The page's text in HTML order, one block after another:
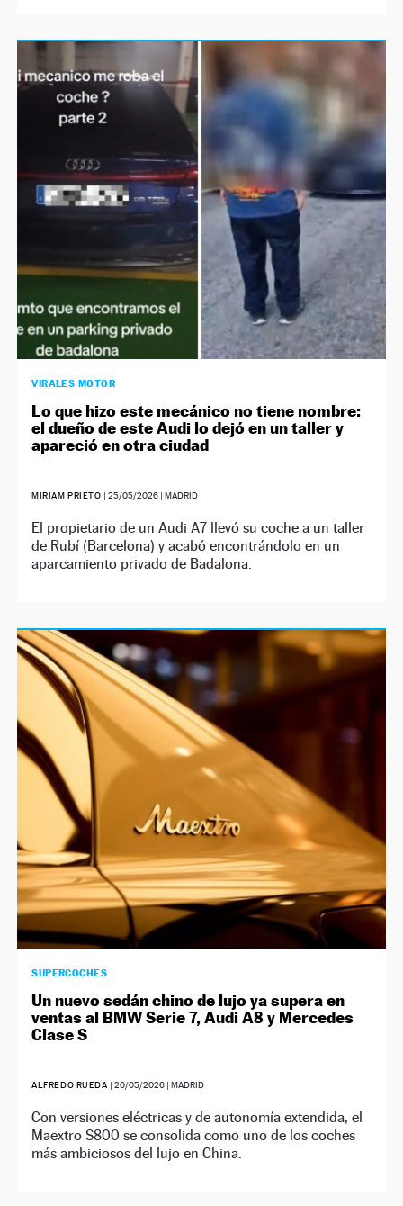
VIRALES MOTOR
Lo que hizo este mecánico no tiene nombre:
el dueño de este Audi lo dejó en un taller y
apareció en otra ciudad
MIRIAM PRIETO |25/05/2026 | MADRID
El propietario de un Audi A7 llevó su coche a un taller
de Rubí (Barcelona) y acabó encontrándolo en un
aparcamiento privado de Badalona.
SUPERCOCHES
Un nuevo sedán chino de lujo ya supera en
ventas al BMW Serie 7, Audi A8 y Mercedes
Clase S
ALFREDO RUEDA |20/05/2026 | MADRID
Con versiones eléctricas y de autonomía extendida, el
Maextro S800 se consolida como uno de los coches
más ambiciosos del lujo en China.